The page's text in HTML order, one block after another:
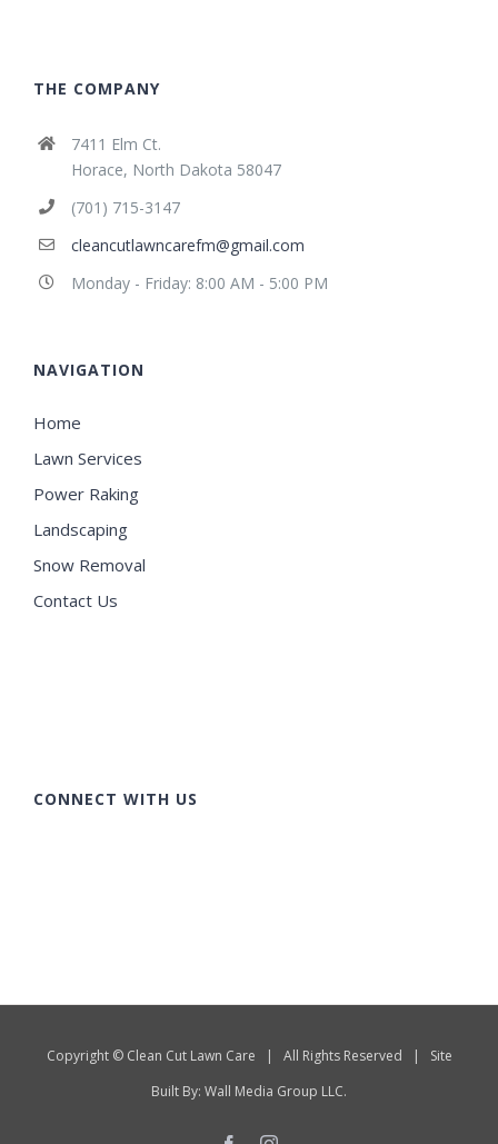
THE COMPANY
7411 Elm Ct.
Horace, North Dakota 58047
(701) 715-3147
cleancutlawncarefm@gmail.com
Monday - Friday: 8:00 AM - 5:00 PM
NAVIGATION
Home
Lawn Services
Power Raking
Landscaping
Snow Removal
Contact Us
CONNECT WITH US
Copyright © Clean Cut Lawn Care | All Rights Reserved | Site
Built By: Wall Media Group LLC.